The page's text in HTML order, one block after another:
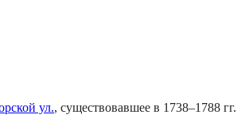
ул., существовавшее в 1738–1788 гг.